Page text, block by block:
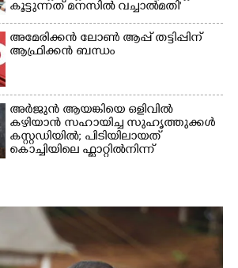
കൂട്ടുന്നത് മനസിൽ വച്ചാൽമതി'
അമേരിക്കൻ ലോൺ ആപ്പ് തട്ടിപ്പിന്
ആഫ്രിക്കൻ ബന്ധം
അർജുൻ ആയങ്കിയെ ഒളിവിൽ
കഴിയാൻ സഹായിച്ച സുഹൃത്തുക്കൾ
കസ്റ്റഡിയിൽ; പിടിയിലായത്
കൊച്ചിയിലെ ഫ്ലാറ്റിൽനിന്ന്